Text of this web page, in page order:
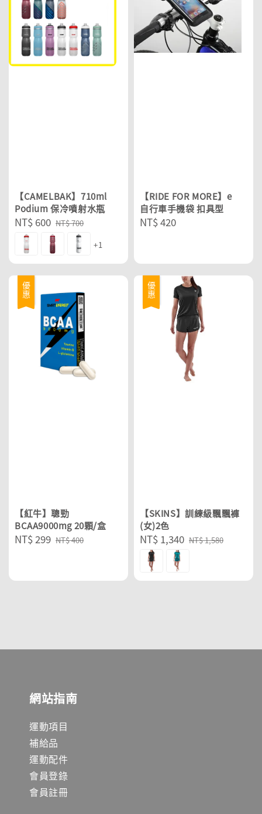
【CAMELBAK】710ml
Podium 保冷噴射水瓶
Sale
price
NT$ 600 Regular
price
NT$ 700
+1
【RIDE FOR MORE】e
自行車手機袋 扣具型
Regular
NT$ 420
優惠
【紅牛】聰勁
BCAA9000mg 20顆/盒
Sale
NT$ 299 Regular
NT$ 400
優惠
【SKINS】訓練級飄飄褲
(女)2色
Sale
price
NT$ 1,340 Regular
NT$ 1,580
網站指南
運動項目
補給品
運動配件
會員登錄
會員註冊